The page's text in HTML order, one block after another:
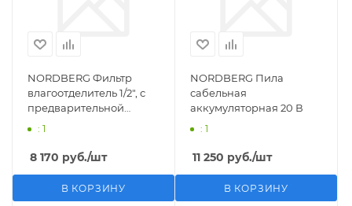
NORDBERG Фильтр
влагоотделитель 1/2", с
предварительной
фильтрацией
: 1
8 170 руб./шт
В КОРЗИНУ
NORDBERG Пила
сабельная
аккумуляторная 20 В
: 1
11 250 руб./шт
В КОРЗИНУ